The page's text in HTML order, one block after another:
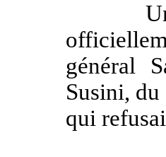
Un
général
Susini, du
qui